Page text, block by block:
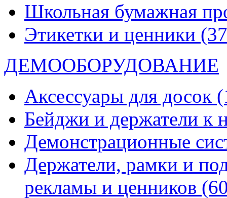
Школьная бумажная
Этикетки и ценники
ДЕМООБОРУДОВАНИЕ
Аксессуары для досок
Бейджи и держатели к
Демонстрационные
Держатели, рамки и
рекламы и ценников